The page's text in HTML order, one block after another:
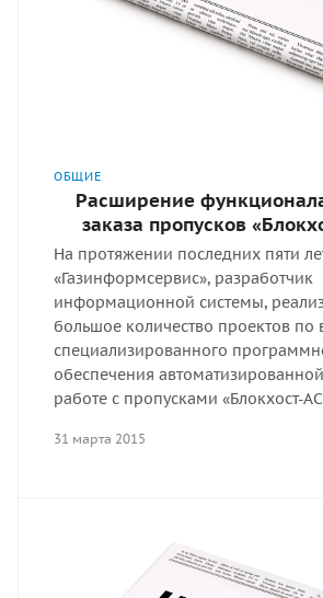
ОБЩИЕ
Расширение
заказа пропусков
На протяжении последних пяти
«Газинформсервис», разработчик
информационной системы,
большое количество проектов
специализированного
обеспечения
работе с пропусками «Блокхост-
31 марта 2015